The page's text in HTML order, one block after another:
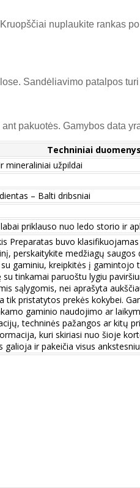
nuplaukite rankas
Sandėliavimo patalpos
pakuotės. Gamybos data
Techniniai duomenys
mineraliniai užpildai
– Balti dribsniai
priklauso nuo ledo storio ir
Preparatas buvo
perskaitykite medžiagų
gaminiu, kreipkitės į
su tinkamai paruoštu lygiu
sąlygomis, nei aprašyta
tik pristatytos prekės kokybei.
gaminio naudojimo ar
techninės pažangos ar kitų
kuri skiriasi nuo šioje
galioja ir pakeičia visus